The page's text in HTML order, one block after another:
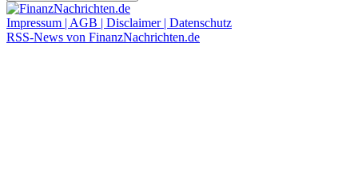
Impressum | AGB | Disclaimer | Datenschutz
RSS-News von FinanzNachrichten.de